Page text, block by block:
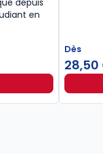
depuis
en
termes juridiques
Dès